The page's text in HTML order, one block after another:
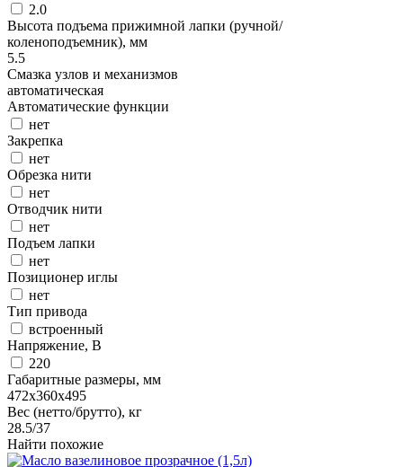
2.0
Высота подъема прижимной лапки (ручной/
коленоподъемник), мм
5.5
Смазка узлов и механизмов
автоматическая
Автоматические функции
нет
Закрепка
нет
Обрезка нити
нет
Отводчик нити
нет
Подъем лапки
нет
Позиционер иглы
нет
Тип привода
встроенный
Напряжение, В
220
Габаритные размеры, мм
472x360x495
Вес (нетто/брутто), кг
28.5/37
Найти похожие